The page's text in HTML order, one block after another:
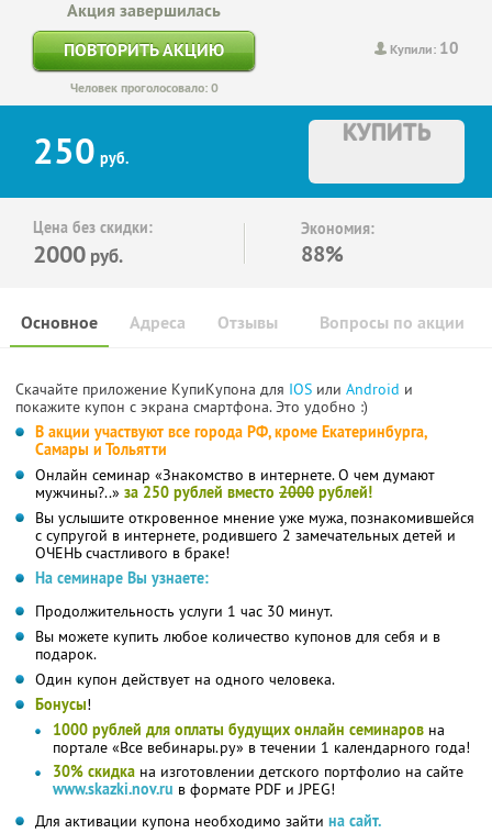
Купили: 10
Акция завершилась
ПОВТОРИТЬ АКЦИЮ
Человек проголосовало: 0
250 руб.
КУПИТЬ
Цена без скидки:
2000 руб.
Экономия:
88%
Основное Отзывы Вопросы по акции
Адреса
Скачайте приложение КупиКупона для IOS или Android и
покажите купон с экрана смартфона. Это удобно :)
В акции участвуют все города РФ, кроме Екатеринбурга,
Самары и Тольятти
Онлайн семинар «Знакомство в интернете. О чем думают
мужчины?..» за 250 рублей вместо 2000 рублей!
Вы услышите откровенное мнение уже мужа, познакомившейся
с супругой в интернете, родившего 2 замечательных детей и
ОЧЕНЬ счастливого в браке!
На семинаре Вы узнаете:
Продолжительность услуги 1 час 30 минут.
Вы можете купить любое количество купонов для себя и в
подарок.
Один купон действует на одного человека.
Бонусы!
1000 рублей для оплаты будущих онлайн семинаров на
портале «Все вебинары.ру» в течении 1 календарного года!
30% скидка на изготовлении детского портфолио на сайте
www.skazki.nov.ru в формате PDF и JPEG!
Для активации купона необходимо зайти на сайт.